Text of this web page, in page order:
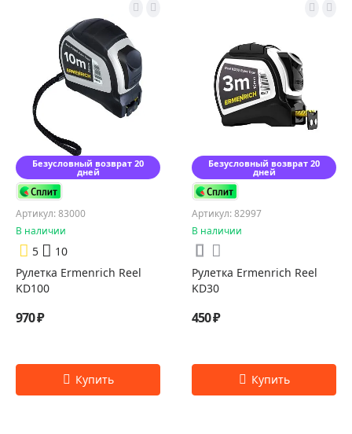
Безусловный возврат 20
дней
Артикул: 83000
В наличии
5
10
Рулетка Ermenrich Reel
KD100
970 ₽
Безусловный возврат 20
дней
Артикул: 82997
В наличии
Рулетка Ermenrich Reel
KD30
450 ₽